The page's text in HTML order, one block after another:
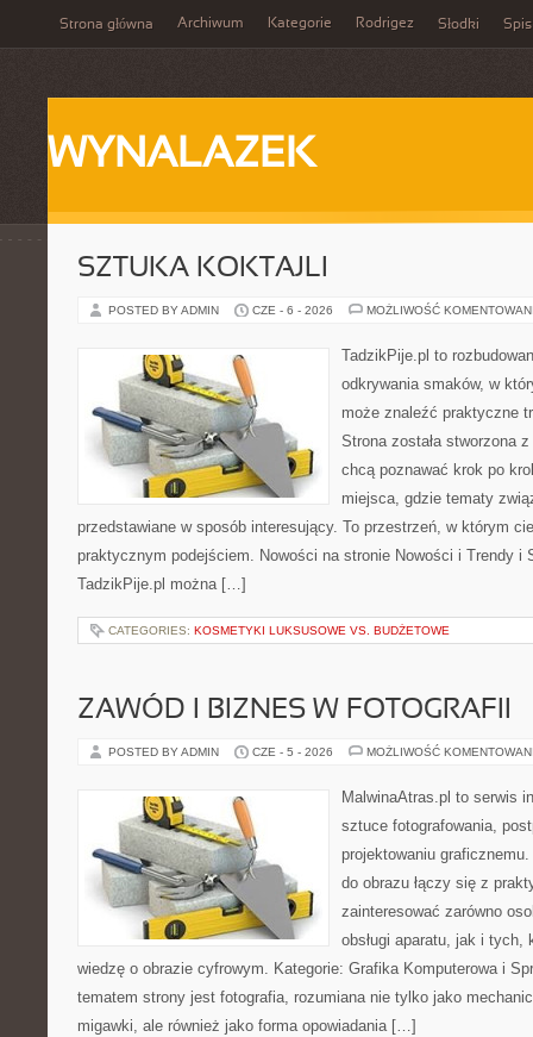
Strona główna Archiwum Kategorie Rodrigez Słodki Spis
WYNALAZEK
SZTUKA KOKTAJLI
POSTED BY ADMIN CZE - 6 - 2026 MOŻLIWOŚĆ
TadzikPije.pl to
odkrywania smaków, w
może znaleźć praktyczne
Strona została stworzona
chcą poznawać krok po
miejsca, gdzie tematy
przedstawiane w sposób interesujący. To przestrzeń, w którym
praktycznym podejściem. Nowości na stronie Nowości i Trendy i
TadzikPije.pl można […]
CATEGORIES: KOSMETYKI LUKSUSOWE VS. BUDŻETOWE
ZAWÓD I BIZNES W FOTOGRAFII
POSTED BY ADMIN CZE - 5 - 2026 MOŻLIWOŚĆ
MalwinaAtras.pl to serwis
sztuce fotografowania,
projektowaniu
do obrazu łączy się z
zainteresować zarówno
obsługi aparatu, jak i
wiedzę o obrazie cyfrowym. Kategorie: Grafika Komputerowa i
tematem strony jest fotografia, rozumiana nie tylko jako
migawki, ale również jako forma opowiadania […]